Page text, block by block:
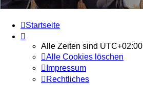
Startseite
Alle Zeiten sind UTC+02:00
Alle Cookies löschen
Impressum
Rechtliches